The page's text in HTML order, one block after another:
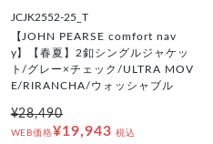
JCJK2552-25_T
【JOHN PEARSE comfort nav
y】【春夏】2釦シングルジャケッ
ト/グレー×チェック/ULTRA MOV
E/RIRANCHA/ウォッシャブル
¥28,490
WEB価格¥19,943 税込